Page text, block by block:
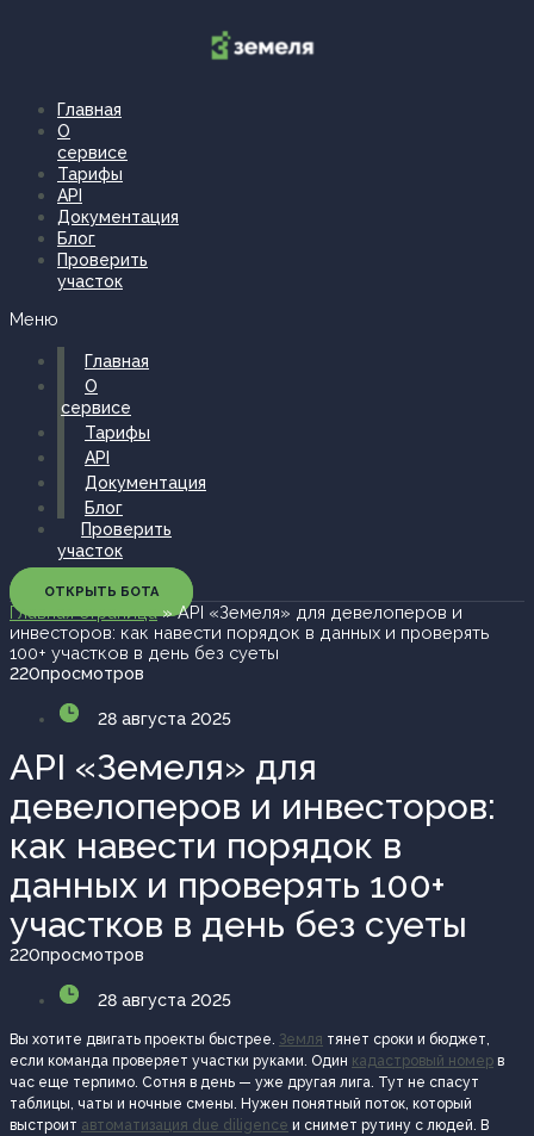
Главная
О
сервисе
Тарифы
API
Документация
Блог
Проверить
участок
Меню
Главная
О
сервисе
Тарифы
API
Документация
Блог
Проверить
участок
ОТКРЫТЬ БОТА
Главная страница»API «Земеля» для девелоперов и
инвесторов: как навести порядок в данных и проверять
100+ участков в день без суеты
просмотров
220
28 августа 2025
API «Земеля» для
девелоперов и инвесторов:
как навести порядок в
данных и проверять 100+
участков в день без суеты
просмотров
220
28 августа 2025
Вы хотите двигать проекты быстрее. Земля тянет сроки и бюджет,
если команда проверяет участки руками. Один кадастровый номер в
час еще терпимо. Сотня в день — уже другая лига. Тут не спасут
таблицы, чаты и ночные смены. Нужен понятный поток, который
выстроит автоматизация due diligence и снимет рутину с людей. В